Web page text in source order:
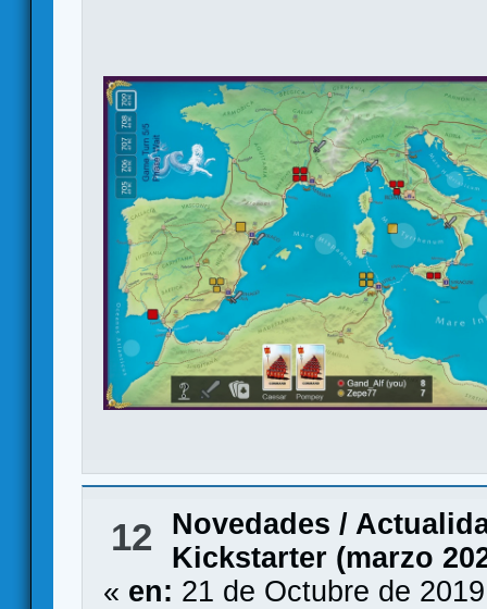
12
Novedades /
Kickstarter (marzo
« en: 21 de Octubre de